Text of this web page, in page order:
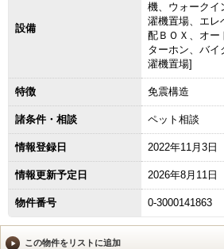
設備
機、ウォークイ
濯機置場、エレ
配ＢＯＸ、オー
ターホン、バ
濯機置場]
特徴 免震構造
諸条件・相談 ペット相談
情報登録日 2022年11月3日
情報更新予定日 2026年8月11日
物件番号 0-3000141863